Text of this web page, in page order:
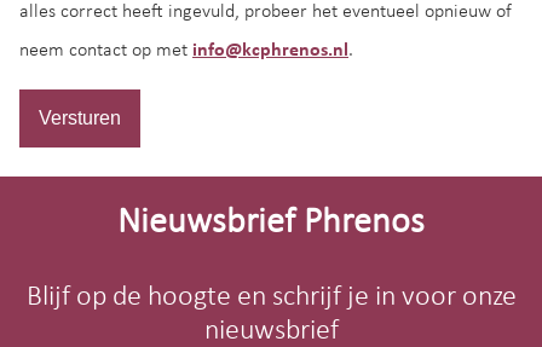
alles correct heeft ingevuld, probeer het eventueel opnieuw of
neem contact op met info@kcphrenos.nl .
Versturen
Site-
Nieuwsbrief Phrenos
Blijf op de hoogte en schrijf je in voor onze
nieuwsbrief